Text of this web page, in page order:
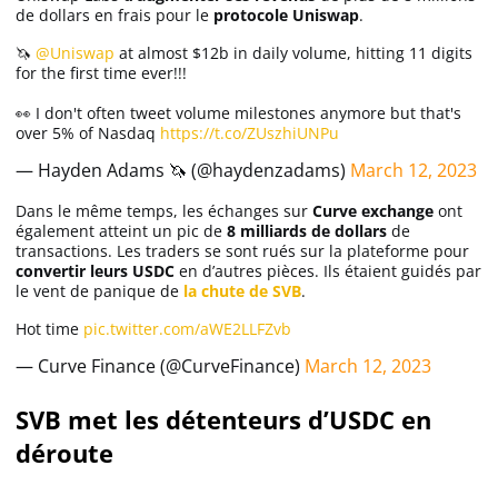
de dollars en frais pour le protocole Uniswap.
🦄 @Uniswap at almost $12b in daily volume, hitting 11 digits
for the first time ever!!!
👀 I don't often tweet volume milestones anymore but that's
over 5% of Nasdaq https://t.co/ZUszhiUNPu
— Hayden Adams 🦄 (@haydenzadams) March 12, 2023
Dans le même temps, les échanges sur Curve exchange ont
également atteint un pic de 8 milliards de dollars de
transactions. Les traders se sont rués sur la plateforme pour
convertir leurs USDC en d’autres pièces. Ils étaient guidés par
le vent de panique de la chute de SVB.
Hot time pic.twitter.com/aWE2LLFZvb
— Curve Finance (@CurveFinance) March 12, 2023
SVB met les détenteurs d’USDC en
déroute